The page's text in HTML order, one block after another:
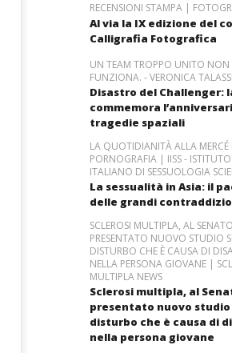
RECENSIONI STAMPA |
Al via la IX edizione del
Calligrafia Fotografica
UN TEAM TROPPO UNITO NON
FUNZIONA. - VERONICA TALASSI
Disastro del Challenger:
commemora
tragedie spaziali
LA QUOTIDIANITÀ ALLA MERCÉ
PORNOGRAFIA | IISS - ISTITUTO
ITALIANO DI SESSUOLOGIA
La sessualità in Asia: il
delle grandi
SCLEROSI MULTIPLA, AL SENATO
PRESENTATO NUOVO STUDIO
DISTURBO CHE È CAUSA DI
NELLA PERSONA GIOVANE |
MULTIPLA NEWS
Sclerosi multipla, al
presentato nuovo studio
disturbo che è causa di
nella persona giovane